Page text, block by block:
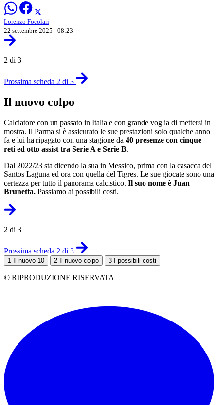
Lorenzo Focolari
22 settembre 2025 - 08:23
2 di 3
Prossima scheda 2 di 3
Il nuovo colpo
Calciatore con un passato in Italia e con grande voglia di mettersi in
mostra. Il Parma si è assicurato le sue prestazioni solo qualche anno
fa e lui ha ripagato con una stagione da 40 presenze con cinque
reti ed otto assist tra Serie A e Serie B.
Dal 2022/23 sta dicendo la sua in Messico, prima con la casacca del
Santos Laguna ed ora con quella del Tigres. Le sue giocate sono una
certezza per tutto il panorama calcistico. Il suo nome è Juan
Brunetta. Passiamo ai possibili costi.
2 di 3
Prossima scheda 2 di 3
1 Il nuovo 10 2 Il nuovo colpo 3 I possibili costi
© RIPRODUZIONE RISERVATA